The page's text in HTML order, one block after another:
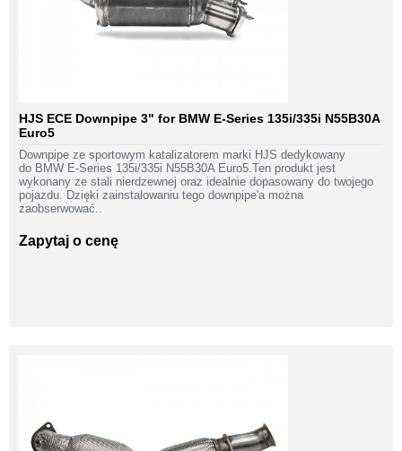
HJS ECE Downpipe 3" for BMW E-Series 135i/335i N55B30A
Euro5
Downpipe ze sportowym katalizatorem marki HJS dedykowany
do BMW E-Series 135i/335i N55B30A Euro5.Ten produkt jest
wykonany ze stali nierdzewnej oraz idealnie dopasowany do twojego
pojazdu. Dzięki zainstalowaniu tego downpipe'a można
zaobserwować..
Zapytaj o cenę